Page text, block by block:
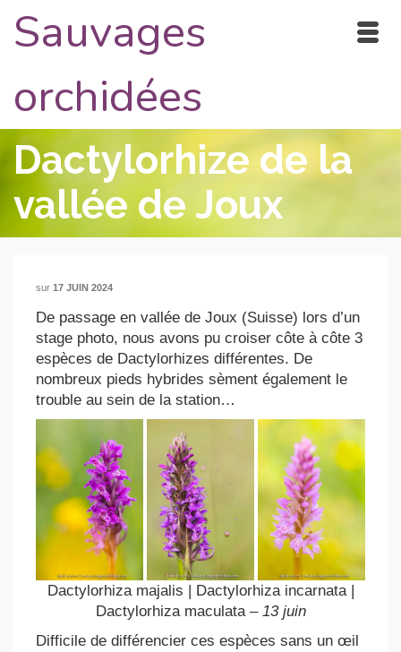
Sauvages
orchidées
Dactylorhize de la
vallée de Joux
sur 17 JUIN 2024
De passage en vallée de Joux (Suisse) lors d’un
stage photo, nous avons pu croiser côte à côte 3
espèces de Dactylorhizes différentes. De
nombreux pieds hybrides sèment également le
trouble au sein de la station…
Dactylorhiza majalis | Dactylorhiza incarnata |
Dactylorhiza maculata – 13 juin
Difficile de différencier ces espèces sans un œil